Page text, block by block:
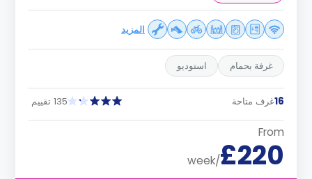
المزيد
غرفة بحمام استوديو
16غرف متاحة 135 تقييم
From
£220
/week